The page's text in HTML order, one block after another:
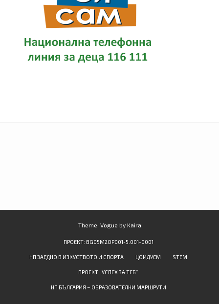
Theme: Vogue by Kaira
ПРОЕКТ: BG05M2OP001-5.001-0001
НП ЗАЕДНО В ИЗКУСТВОТО И СПОРТА ЦОИДУЕМ STEM
ПРОЕКТ „УСПЕХ ЗА ТЕБ“
НП БЪЛГАРИЯ – ОБРАЗОВАТЕЛНИ МАРШРУТИ